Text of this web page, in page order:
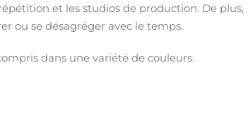
et les studios de production. De plus,
ou se désagréger avec le temps.
dans une variété de couleurs.